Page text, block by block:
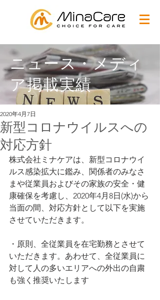
ニュース・メディ
ア掲載実績
新型コロナウイルスへの
対応方針
2020年4月7日
株式会社ミナケアは、新型コロナウイ
ルス感染拡大に鑑み、関係者のみなさ
まや従業員およびその家族の安全・健
康確保を考慮し、2020年4月8日(水)から
当面の間、対応方針として以下を実施
させていただきます。
・原則、全従業員を在宅勤務とさせて
いただきます。あわせて、全従業員に
対して人の多いエリアへの外出の自粛
も強く推奨いたします